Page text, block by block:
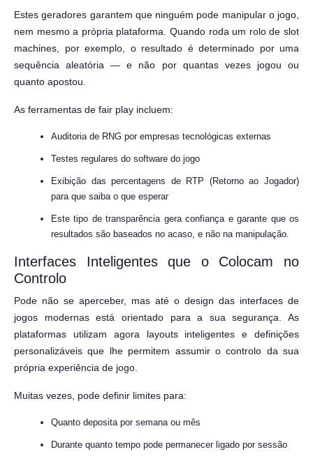
Estes geradores garantem que ninguém pode manipular o jogo,
nem mesmo a própria plataforma. Quando roda um rolo de slot
machines, por exemplo, o resultado é determinado por uma
sequência aleatória — e não por quantas vezes jogou ou
quanto apostou.
As ferramentas de fair play incluem:
Auditoria de RNG por empresas tecnológicas externas
Testes regulares do software do jogo
Exibição das percentagens de RTP (Retorno ao Jogador)
para que saiba o que esperar
Este tipo de transparência gera confiança e garante que os
resultados são baseados no acaso, e não na manipulação.
Interfaces Inteligentes que o Colocam no
Controlo
Pode não se aperceber, mas até o design das interfaces de
jogos modernas está orientado para a sua segurança. As
plataformas utilizam agora layouts inteligentes e definições
personalizáveis ​​que lhe permitem assumir o controlo da sua
própria experiência de jogo.
Muitas vezes, pode definir limites para:
Quanto deposita por semana ou mês
Durante quanto tempo pode permanecer ligado por sessão